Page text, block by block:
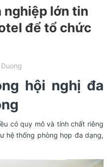
nghiệp lớn tin
để tổ chức
hội nghị đa
có quy mô và tính chất riêng
hệ thống phòng họp đa dạng,